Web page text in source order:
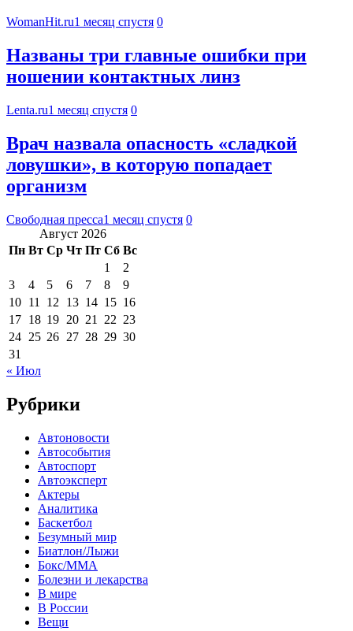
WomanHit.ru1 месяц спустя 0
Названы три главные ошибки при
ношении контактных линз
Lenta.ru1 месяц спустя 0
Врач назвала опасность «сладкой
ловушки», в которую попадает
организм
Свободная пресса1 месяц спустя 0
Август 2026
Пн Вт Ср Чт Пт Сб Вс
1
2
3
4 5 6 7 8
9
10 11 12 13 14 15 16
17 18 19 20 21 22 23
24 25 26 27 28 29 30
31
« Июл
Рубрики
Автоновости
Автособытия
Автоспорт
Автоэксперт
Актеры
Аналитика
Баскетбол
Безумный мир
Биатлон/Лыжи
Бокс/MMA
Болезни и лекарства
В мире
В России
Вещи